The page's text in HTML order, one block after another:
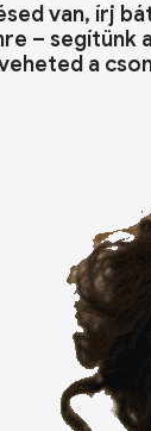
van, írj
– segítünk
a